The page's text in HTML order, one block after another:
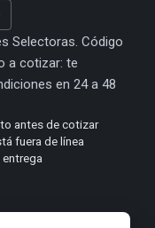
Selectoras. Código
a cotizar: te
en 24 a 48
antes de cotizar
fuera de línea